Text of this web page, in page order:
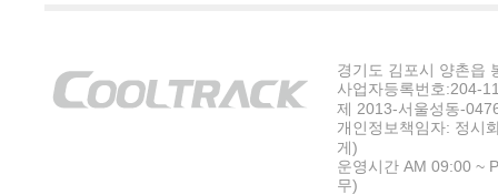
경기도 김포시 양촌읍
사업자등록번호:204-
제 2013-서울성동-
개인정보책임자: 정시
게)
운영시간 AM 09:00 ~
무)